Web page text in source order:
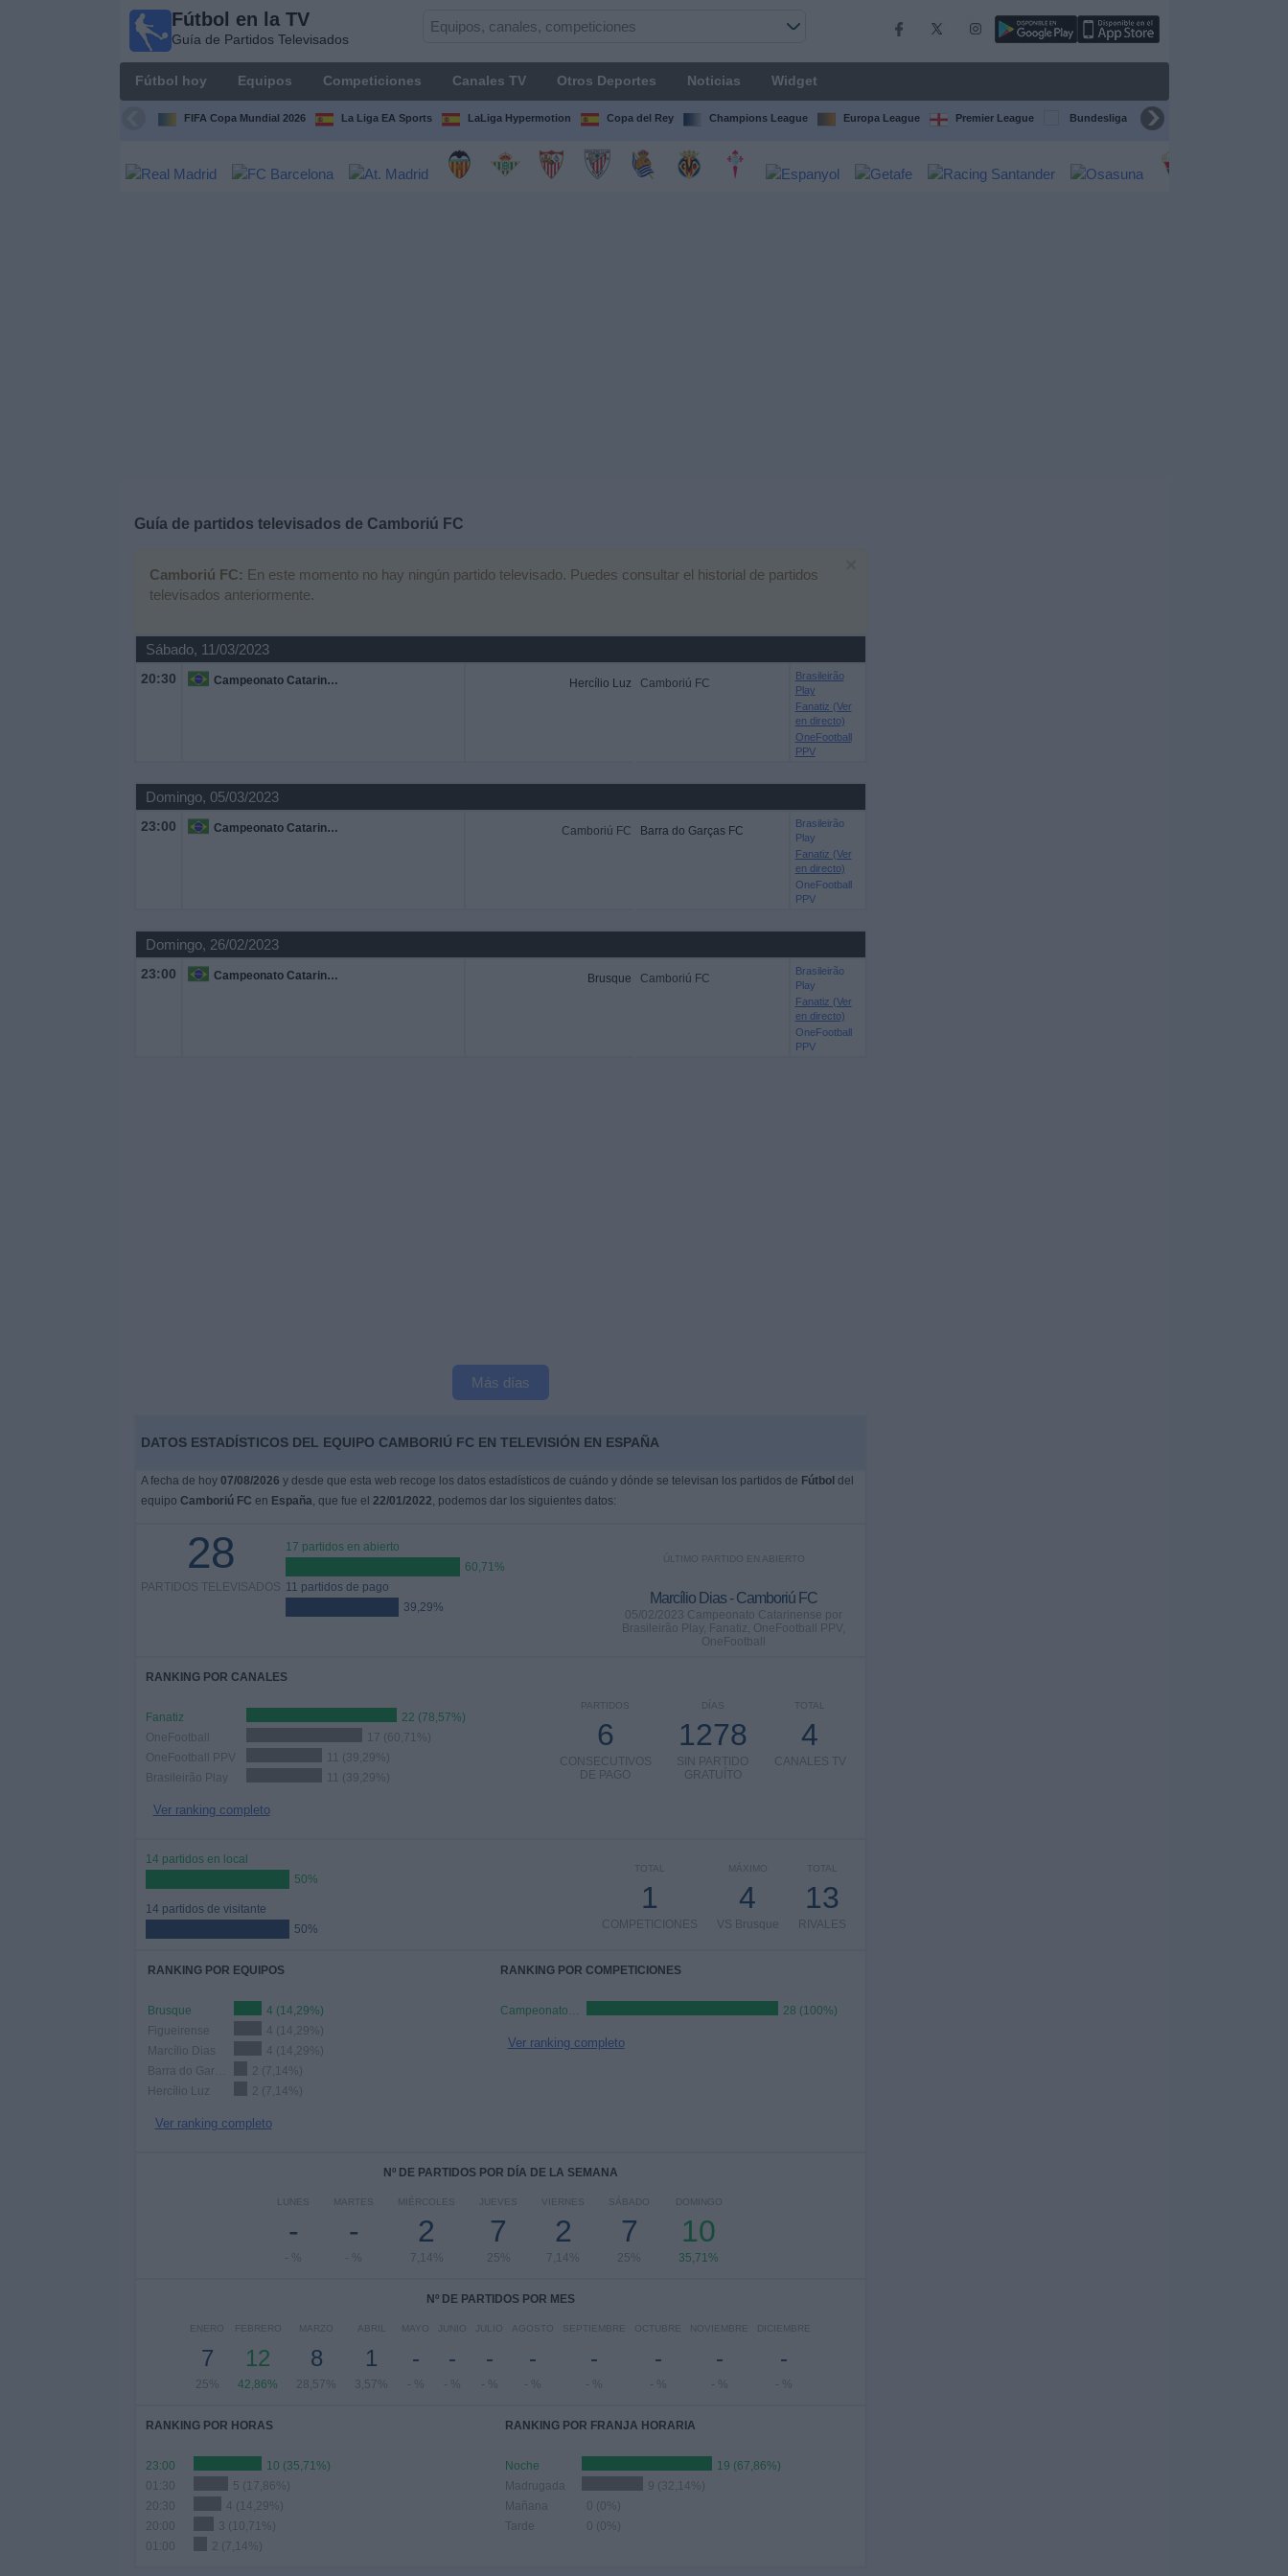
Fútbol en la TV
Guía de Partidos Televisados
Fútbol hoy Equipos Competiciones Canales TV Otros Deportes Noticias Widget
FIFA Copa Mundial 2026 La Liga EA Sports LaLiga Hypermotion Copa del Rey Champions League Europa League Premier League Bundesliga Supercopa de España
Guía de partidos televisados de Camboriú FC
Camboriú FC: En este momento no hay ningún partido televisado. Puedes consultar el historial de partidos
televisados anteriormente.
Sábado, 11/03/2023
20:30 Campeonato Catarinense Hercílio Luz Camboriú FC
Brasileirão
Play
Fanatiz (Ver
en directo)
OneFootball
PPV
Domingo, 05/03/2023
23:00 Campeonato Catarinense Camboriú FC Barra do Garças FC
Brasileirão
Play
Fanatiz (Ver
en directo)
OneFootball
PPV
Domingo, 26/02/2023
23:00 Campeonato Catarinense Brusque Camboriú FC
Brasileirão
Play
Fanatiz (Ver
en directo)
OneFootball
PPV
Más días
DATOS ESTADÍSTICOS DEL EQUIPO CAMBORIÚ FC EN TELEVISIÓN EN ESPAÑA
A fecha de hoy 07/08/2026 y desde que esta web recoge los datos estadísticos de cuándo y dónde se televisan los partidos de Fútbol del
equipo Camboriú FC en España, que fue el 22/01/2022, podemos dar los siguientes datos:
28
PARTIDOS TELEVISADOS
17 partidos en abierto
60,71%
11 partidos de pago
39,29%
ÚLTIMO PARTIDO EN ABIERTO
Marcílio Dias - Camboriú FC
05/02/2023 Campeonato Catarinense por
Brasileirão Play, Fanatiz, OneFootball PPV,
OneFootball
RANKING POR CANALES
Fanatiz
22 (78,57%)
OneFootball
17 (60,71%)
OneFootball PPV
11 (39,29%)
Brasileirão Play
11 (39,29%)
Ver ranking completo
TOTAL
4
CANALES TV
DÍAS
1278
SIN PARTIDO
GRATUÍTO
PARTIDOS
6
CONSECUTIVOS
DE PAGO
14 partidos en local
50%
14 partidos de visitante
50%
TOTAL
13
RIVALES
MÁXIMO
4
VS Brusque
TOTAL
1
COMPETICIONES
RANKING POR EQUIPOS
Brusque
4 (14,29%)
Figueirense
4 (14,29%)
Marcílio Dias
4 (14,29%)
2 (7,14%)
Hercílio Luz
2 (7,14%)
Ver ranking completo
RANKING POR COMPETICIONES
Campeonato Catarinense 28 (100%)
Ver ranking completo
Nº DE PARTIDOS POR DÍA DE LA SEMANA
LUNES
-
- %
MARTES
-
- %
MIÉRCOLES
2
7,14%
JUEVES
7
25%
VIERNES
2
7,14%
SÁBADO
7
25%
DOMINGO
10
35,71%
Nº DE PARTIDOS POR MES
ENERO
7
25%
FEBRERO
12
42,86%
MARZO
8
28,57%
ABRIL
1
3,57%
MAYO
-
- %
JUNIO
-
- %
JULIO
-
- %
AGOSTO
-
- %
SEPTIEMBRE
-
- %
OCTUBRE
-
- %
NOVIEMBRE
-
- %
DICIEMBRE
-
- %
RANKING POR HORAS
23:00
10 (35,71%)
01:30
5 (17,86%)
20:30
4 (14,29%)
20:00
3 (10,71%)
2 (7,14%)
RANKING POR FRANJA HORARIA
Noche
19 (67,86%)
Madrugada
9 (32,14%)
Mañana
0 (0%)
Tarde
0 (0%)